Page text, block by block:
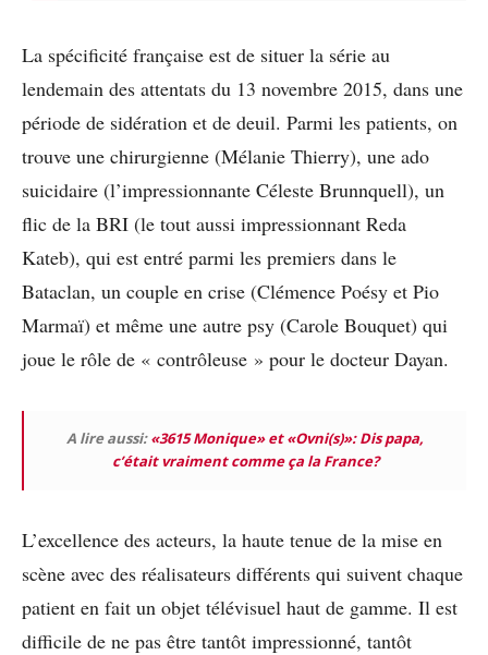
La spécificité française est de situer la série au
lendemain des attentats du 13 novembre 2015, dans une
période de sidération et de deuil. Parmi les patients, on
trouve une chirurgienne (Mélanie Thierry), une ado
suicidaire (l’impressionnante Céleste Brunnquell), un
flic de la BRI (le tout aussi impressionnant Reda
Kateb), qui est entré parmi les premiers dans le
Bataclan, un couple en crise (Clémence Poésy et Pio
Marmaï) et même une autre psy (Carole Bouquet) qui
joue le rôle de « contrôleuse » pour le docteur Dayan.
A lire aussi:«3615 Monique» et «Ovni(s)»: Dis papa,
c’était vraiment comme ça la France?
L’excellence des acteurs, la haute tenue de la mise en
scène avec des réalisateurs différents qui suivent chaque
patient en fait un objet télévisuel haut de gamme. Il est
difficile de ne pas être tantôt impressionné, tantôt